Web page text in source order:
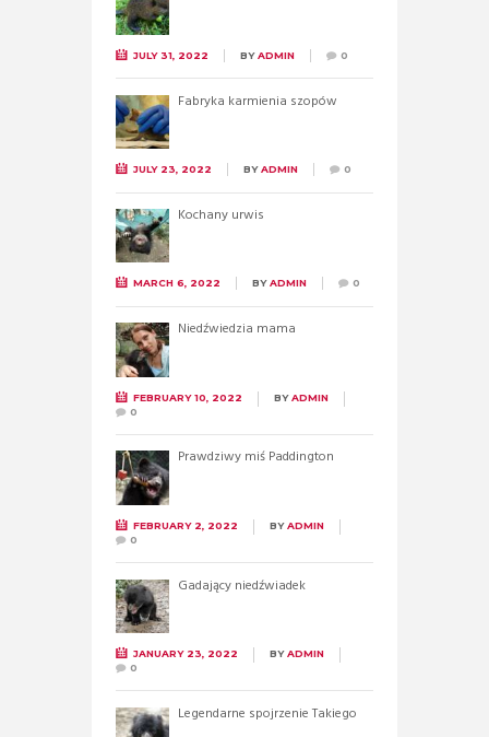
JULY 31, 2022 BYADMIN 0
Fabryka karmienia szopów
JULY 23, 2022 BYADMIN 0
Kochany urwis
MARCH 6, 2022 BYADMIN 0
Niedźwiedzia mama
FEBRUARY 10, 2022 BYADMIN
0
Prawdziwy miś Paddington
FEBRUARY 2, 2022 BYADMIN
0
Gadający niedźwiadek
JANUARY 23, 2022 BYADMIN
0
Legendarne spojrzenie Takiego